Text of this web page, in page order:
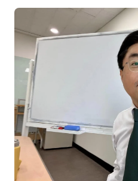
Maria
민광동
박혜랑
안정미
오미영
윤석현